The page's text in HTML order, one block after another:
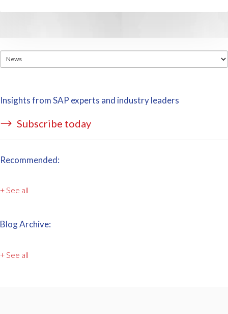
Insights from SAP experts and industry leaders
Subscribe today
Recommended:
+ See all
Blog Archive:
+ See all